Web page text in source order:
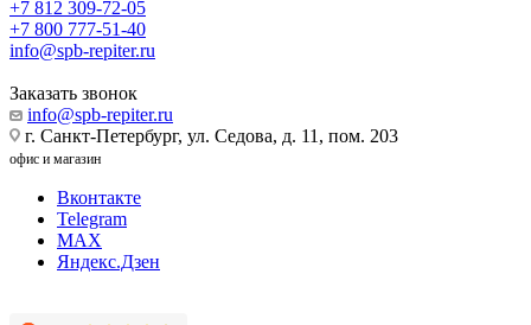
+7 812 309-72-05
+7 800 777-51-40
info@spb-repiter.ru
Заказать звонок
info@spb-repiter.ru
г. Санкт-Петербург, ул. Седова, д. 11, пом. 203
офис и магазин
Вконтакте
Telegram
MAX
Яндекс.Дзен